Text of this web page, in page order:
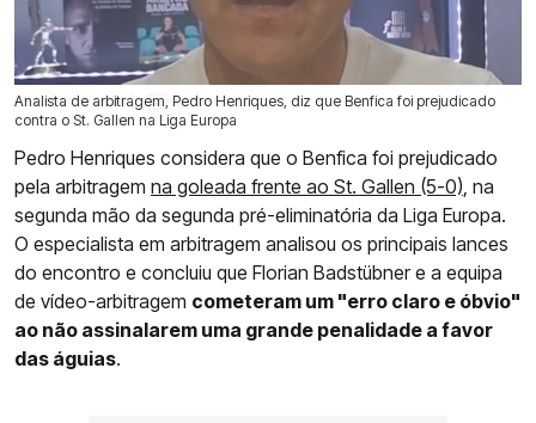
Analista de arbitragem, Pedro Henriques, diz que Benfica foi prejudicado
contra o St. Gallen na Liga Europa
31 Jul 2026 | 16:48 | 0
Pedro Henriques considera que o Benfica foi prejudicado
pela arbitragem na goleada frente ao St. Gallen (5-0) , na
segunda mão da segunda pré-eliminatória da Liga Europa.
O especialista em arbitragem analisou os principais lances
do encontro e concluiu que Florian Badstübner e a equipa
de vídeo-arbitragem cometeram um "erro claro e óbvio"
ao não assinalarem uma grande penalidade a favor
das águias.